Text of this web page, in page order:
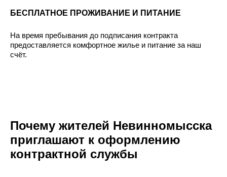
БЕСПЛАТНОЕ ПРОЖИВАНИЕ И ПИТАНИЕ
На время пребывания до подписания контракта
предоставляется комфортное жилье и питание за наш
счёт.
Почему жителей Невинномысска
приглашают к оформлению
контрактной службы